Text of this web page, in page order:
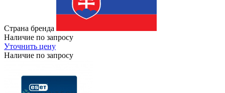
Страна бренда
Наличие по запросу
Уточнить цену
Наличие по запросу